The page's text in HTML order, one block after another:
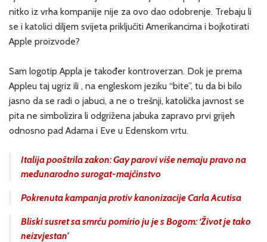
nitko iz vrha kompanije nije za ovo dao odobrenje. Trebaju li
se i katolici diljem svijeta priključiti Amerikancima i bojkotirati
Apple proizvode?
Sam logotip Appla je također kontroverzan. Dok je prema
Appleu taj ugriz ili , na engleskom jeziku “bite”, tu da bi bilo
jasno da se radi o jabuci, a ne o trešnji, katolička javnost se
pita ne simbolizira li odgrižena jabuka zapravo prvi grijeh
odnosno pad Adama i Eve u Edenskom vrtu.
Italija pooštrila zakon: Gay parovi više nemaju pravo na
međunarodno surogat-majčinstvo
Pokrenuta kampanja protiv kanonizacije Carla Acutisa
Bliski susret sa smrću pomirio ju je s Bogom: ‘Život je tako
neizvjestan’